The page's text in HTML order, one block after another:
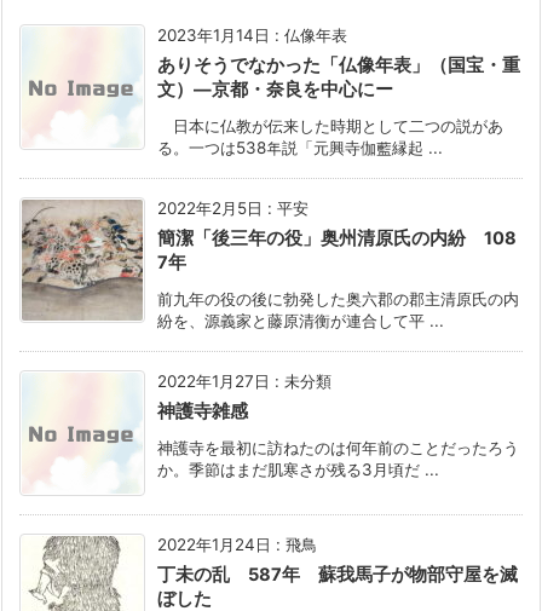
2023年1月14日 : 仏像年表
ありそうでなかった「仏像年表」（国宝・重
文）―京都・奈良を中心にー
日本に仏教が伝来した時期として二つの説があ
る。一つは538年説「元興寺伽藍縁起 ...
2022年2月5日 : 平安
簡潔「後三年の役」奥州清原氏の内紛 108
7年
前九年の役の後に勃発した奥六郡の郡主清原氏の内
紛を、源義家と藤原清衡が連合して平 ...
2022年1月27日 : 未分類
神護寺雑感
神護寺を最初に訪ねたのは何年前のことだったろう
か。季節はまだ肌寒さが残る3月頃だ ...
2022年1月24日 : 飛鳥
丁未の乱 587年 蘇我馬子が物部守屋を滅
ぼした